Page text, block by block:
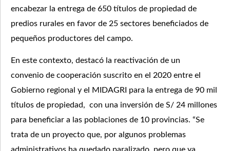
encabezar la entrega de 650 títulos de propiedad de
predios rurales en favor de 25 sectores beneficiados de
pequeños productores del campo.
En este contexto, destacó la reactivación de un
convenio de cooperación suscrito en el 2020 entre el
Gobierno regional y el MIDAGRI para la entrega de 90 mil
títulos de propiedad, con una inversión de S/ 24 millones
para beneficiar a las poblaciones de 10 provincias. “Se
trata de un proyecto que, por algunos problemas